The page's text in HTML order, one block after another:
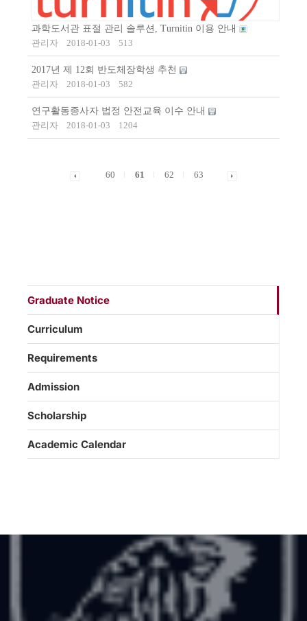
과학도서관 표절 관리 솔루션, Turnitin 이용 안내
관리자
2018-01-03 513
2017년 제 12회 반도체장학생 추천
관리자
2018-01-03 582
연구활동종사자 법정 안전교육 이수 안내
관리자
2018-01-03 1204
60 61 62 63
Graduate Notice
Curriculum
Requirements
Admission
Scholarship
Academic Calendar